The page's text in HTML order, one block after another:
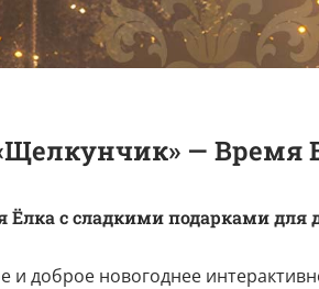
— Время
Ёлка с сладкими подарками для
доброе новогоднее